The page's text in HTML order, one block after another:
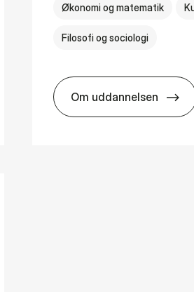
Man­age­ment
Økonomi og matematik
Filosofi og sociologi
Om uddannelsen
BSc in